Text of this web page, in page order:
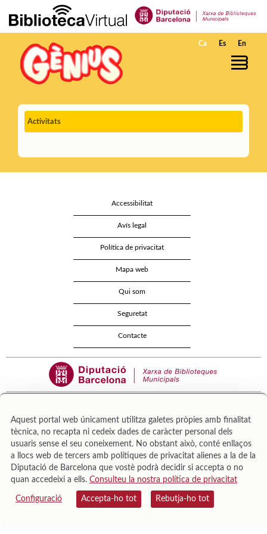
Salta al contingut principal
Ca Es En
Activitats
Accessibilitat
Avís legal
Política de privacitat
Mapa web
Qui som
Seguretat
Contacte
Área de Cultura – Gerència de Serveis de Biblioteques. Zamora, 73. 08018 Barcelona. Tel:
943 022 222.
© Il·lustracions: Txesco Montalt · Esther Pradell · Agustín Comotto · David Maynar · Pam
López · Vanesa Rovira
Aquest portal web únicament utilitza galetes pròpies amb finalitat
tècnica, no recapta ni cedeix dades de caràcter personal dels
usuaris sense el seu coneixement. No obstant això, conté enllaços
a llocs web de tercers amb polítiques de privacitat alienes a la de la
Diputació de Barcelona que vostè podrà decidir si accepta o no
quan accedeixi a ells. Consulteu la nostra política de privacitat
Configuració Accepta-ho tot Rebutja-ho tot